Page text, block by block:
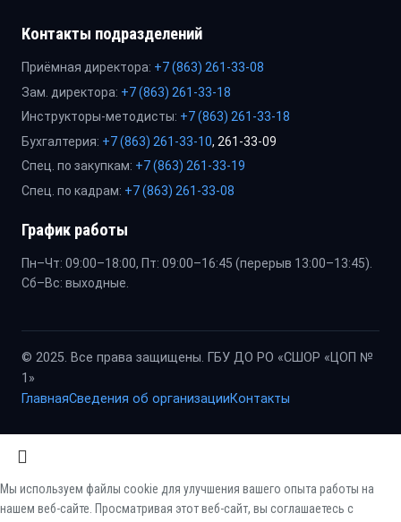
Контакты подразделений
Приёмная директора: +7 (863) 261-33-08
Зам. директора: +7 (863) 261-33-18
Инструкторы-методисты: +7 (863) 261-33-18
Бухгалтерия: +7 (863) 261-33-10, 261-33-09
Спец. по закупкам: +7 (863) 261-33-19
Спец. по кадрам: +7 (863) 261-33-08
График работы
Пн–Чт: 09:00–18:00, Пт: 09:00–16:45 (перерыв 13:00–13:45).
Сб–Вс: выходные.
© 2025. Все права защищены. ГБУ ДО РО «СШОР «ЦОП №
1»
ГлавнаяСведения об организацииКонтакты
Мы используем файлы cookie для улучшения вашего опыта работы на
нашем веб-сайте. Просматривая этот веб-сайт, вы соглашаетесь с